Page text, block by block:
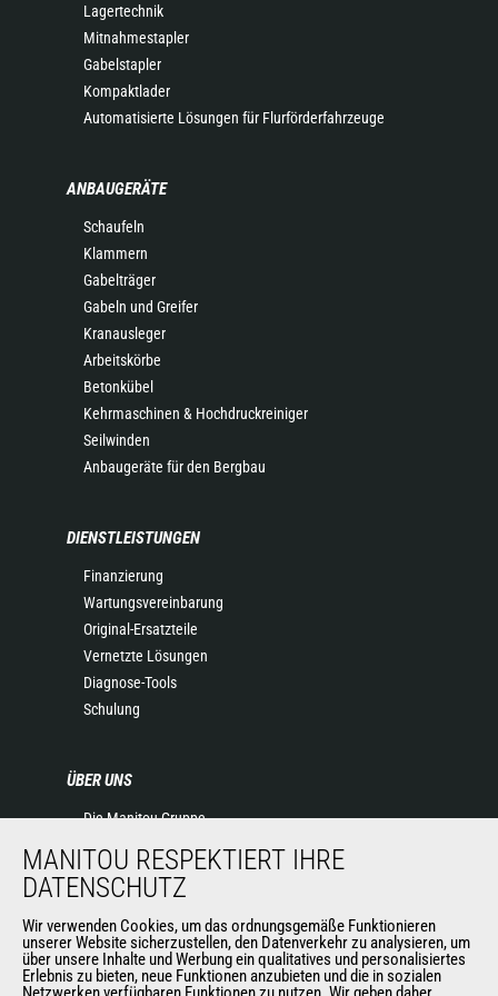
Lagertechnik
Mitnahmestapler
Gabelstapler
Kompaktlader
Automatisierte Lösungen für Flurförderfahrzeuge
ANBAUGERÄTE
Schaufeln
Klammern
Gabelträger
Gabeln und Greifer
Kranausleger
Arbeitskörbe
Betonkübel
Kehrmaschinen & Hochdruckreiniger
Seilwinden
Anbaugeräte für den Bergbau
DIENSTLEISTUNGEN
Finanzierung
Wartungsvereinbarung
Original-Ersatzteile
Vernetzte Lösungen
Diagnose-Tools
Schulung
ÜBER UNS
Die Manitou-Gruppe
Impressum
Datenschutz
Veranstaltungen
Neuigkeiten
Geschichte
MANITOU RESPEKTIERT IHRE
DATENSCHUTZ
Wir verwenden Cookies, um das ordnungsgemäße Funktionieren
unserer Website sicherzustellen, den Datenverkehr zu analysieren, um
über unsere Inhalte und Werbung ein qualitatives und personalisiertes
Erlebnis zu bieten, neue Funktionen anzubieten und die in sozialen